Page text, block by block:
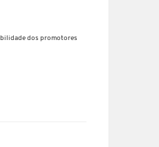
dos promotores